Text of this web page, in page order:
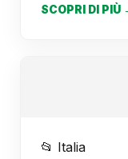
SCOPRI DI PIÙ
📂 Italia